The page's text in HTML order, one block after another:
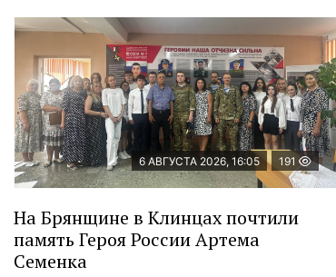
6 АВГУСТА 2026, 16:05 191
На Брянщине в Клинцах почтили
память Героя России Артема
Семенка